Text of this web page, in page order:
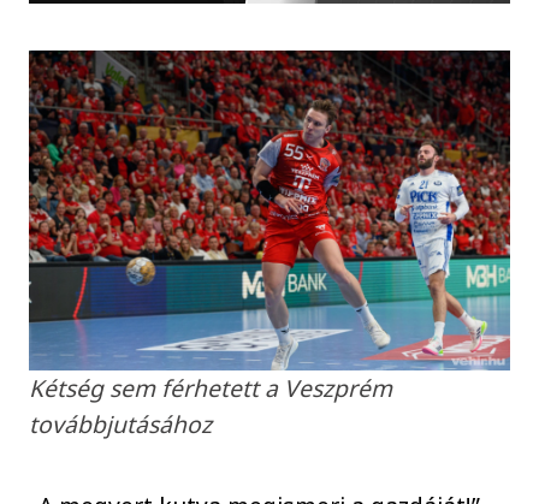
Kétség sem férhetett a Veszprém
továbbjutásához